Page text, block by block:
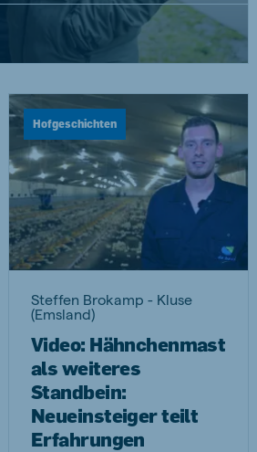
Hofgeschichten
Steffen Brokamp - Kluse
(Emsland)
Video: Hähnchenmast
als weiteres
Standbein:
Neueinsteiger teilt
Erfahrungen
Ukraine (Koudijs)
Ukrainian